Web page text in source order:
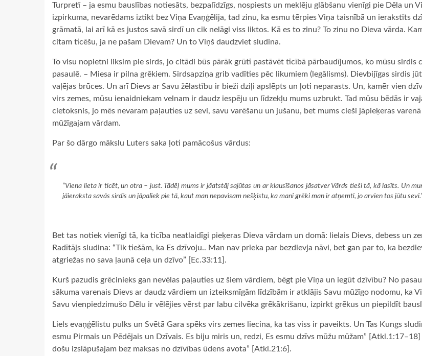
Turpretī – ja esmu bauslības notiesāts, bezpalīdzīgs, nospiests un meklēju glābšanu vienīgi pie Dēla un
izpirkuma, nevarēdams iztikt bez Viņa Evaņģēlija, tad zinu, ka esmu tērpies Viņa taisnībā un ierakstīts
grāmatā, lai arī kā es justos savā sirdī un cik nelāgi viss liktos. Kā es to zinu? To zinu no Dieva vārda.
citam ticēšu, ja ne pašam Dievam? Un to Viņš daudzviet sludina.
To visu nopietni liksim pie sirds, jo citādi būs pārāk grūti pastāvēt ticībā pārbaudījumos, ko mūsu sirdis
pasaulē. – Miesa ir pilna grēkiem. Sirdsapziņa grib vadīties pēc likumiem (legālisms). Dievbijīgas sirdis
vaļējas brūces. Un arī Dievs ar Savu žēlastību ir bieži dziļi apslēpts un ļoti neparasts. Un, kamēr vien
virs zemes, mūsu ienaidniekam velnam ir daudz iespēju un līdzekļu mums uzbrukt. Tad mūsu bēdās ir
cietoksnis, jo mēs nevaram paļauties uz sevi, savu varēšanu un jušanu, bet mums cieši jāpieķeras
mūžīgajam vārdam.
Par šo dārgo mākslu Luters saka ļoti pamācošus vārdus:
“Viena lieta ir ticēt, un otra – just. Tādēļ mums ir jāatstāj sajūtas un ar klausīšanos jāsatver Vārds tieši tā, kā lasīts. Un
jāieraksta savās sirdīs un jāpaliek pie tā, kaut man nepavisam nešķistu, ka mani grēki man ir atņemti, jo arvien tos jūtu
Bet tas notiek vienīgi tā, ka ticība neatlaidīgi pieķeras Dieva vārdam un domā: lielais Dievs, debess un
Radītājs sludina: “Tik tiešām, ka Es dzīvoju.. Man nav prieka par bezdievja nāvi, bet gan par to, ka
atgriežas no sava ļaunā ceļa un dzīvo” [Ec.33:11].
Kurš pazudis grēcinieks gan nevēlas paļauties uz šiem vārdiem, bēgt pie Viņa un iegūt dzīvību? No
sākuma varenais Dievs ar daudz vārdiem un izteiksmīgām līdzībām ir atklājis Savu mūžīgo nodomu, ka
Savu vienpiedzimušo Dēlu ir vēlējies vērst par labu cilvēka grēkākrišanu, izpirkt grēkus un piepildīt
Liels evaņģēlistu pulks un Svētā Gara spēks virs zemes liecina, ka tas viss ir paveikts. Un Tas Kungs
esmu Pirmais un Pēdējais un Dzīvais. Es biju miris un, redzi, Es esmu dzīvs mūžu mūžam” [Atkl.1:17–18]
došu izslāpušajam bez maksas no dzīvības ūdens avota” [Atkl.21:6].